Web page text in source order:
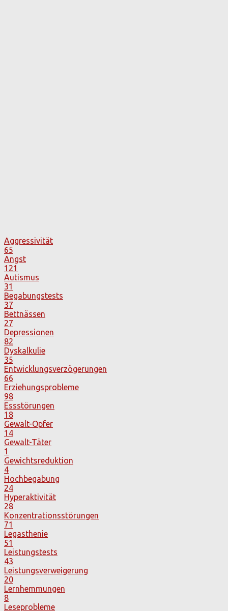
Aggressivität
65
Angst
121
Autismus
31
Begabungstests
37
Bettnässen
27
Depressionen
82
Dyskalkulie
35
Entwicklungsverzögerungen
66
Erziehungsprobleme
98
Essstörungen
18
Gewalt-Opfer
14
Gewalt-Täter
1
Gewichtsreduktion
4
Hochbegabung
24
Hyperaktivität
28
Konzentrationsstörungen
71
Legasthenie
51
Leistungstests
43
Leistungsverweigerung
20
Lernhemmungen
8
Leseprobleme